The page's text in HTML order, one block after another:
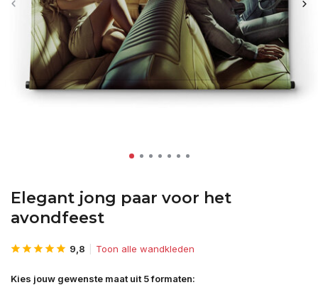
Elegant jong paar voor het
avondfeest
9,8 Toon alle wandkleden
Kies jouw gewenste maat uit 5 formaten: